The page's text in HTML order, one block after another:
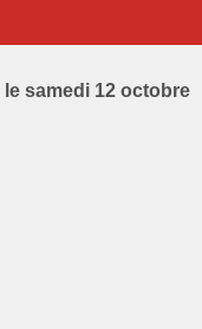
samedi 12 octobre